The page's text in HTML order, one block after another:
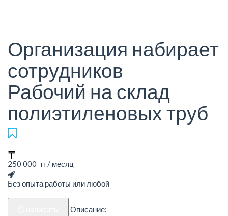
Организация набирает
сотрудников
Рабочий на склад
полиэтиленовых труб
250 000 тг / месяц
Без опыта работы или любой
Описание: